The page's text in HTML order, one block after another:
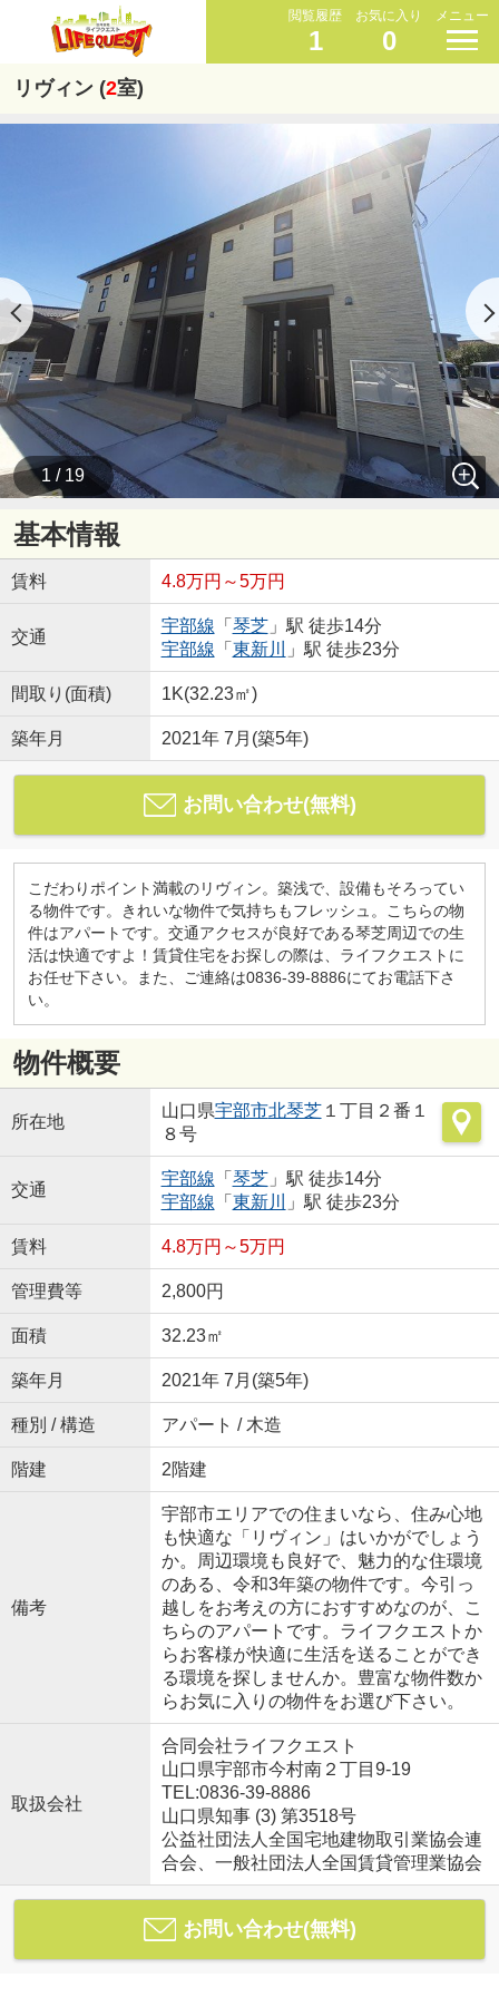
閲覧履歴
1
お気に入り
0
メニュー
リヴィン (2室)
1 / 19
基本情報
賃料 4.8万円～5万円
交通
宇部線 「 琴芝」駅 徒歩14分
宇部線 「 東新川 」駅 徒歩23分
間取り(面積) 1K(32.23㎡)
築年月 2021年 7月(築5年)
お問い合わせ(無料)
こだわりポイント満載のリヴィン。築浅で、設備もそろってい
る物件です。きれいな物件で気持ちもフレッシュ。こちらの物
件はアパートです。交通アクセスが良好である琴芝周辺での生
活は快適ですよ！賃貸住宅をお探しの際は、ライフクエストに
お任せ下さい。また、ご連絡は0836-39-8886にてお電話下さ
い。
物件概要
所在地
山口県宇部市北琴芝１丁目２番１
８号
交通
宇部線 「 琴芝」駅 徒歩14分
宇部線 「 東新川 」駅 徒歩23分
賃料 4.8万円～5万円
管理費等 2,800円
面積 32.23㎡
築年月 2021年 7月(築5年)
種別 / 構造 アパート / 木造
階建 2階建
備考
宇部市エリアでの住まいなら、住み心地
も快適な「リヴィン」はいかがでしょう
か。周辺環境も良好で、魅力的な住環境
のある、令和3年築の物件です。今引っ
越しをお考えの方におすすめなのが、こ
ちらのアパートです。ライフクエストか
らお客様が快適に生活を送ることができ
る環境を探しませんか。豊富な物件数か
らお気に入りの物件をお選び下さい。
取扱会社
合同会社ライフクエスト
山口県宇部市今村南２丁目9-19
TEL:0836-39-8886
山口県知事 (3) 第3518号
公益社団法人全国宅地建物取引業協会連
合会、一般社団法人全国賃貸管理業協会
お問い合わせ(無料)